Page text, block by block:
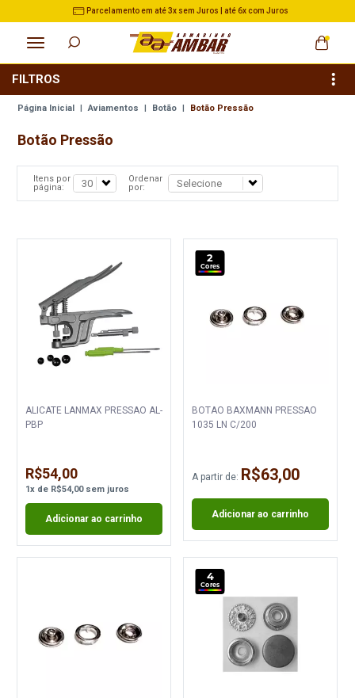
3% de Desconto no Pix nas Compras acima de R$
Página Inicial | Aviamentos | Botão | Botão Pressão
FILTROS
Botão Pressão
Itens por
página:
Ordenar
por:
ALICATE LANMAX PRESSAO AL-
PBP
R$54,00
1x de R$54,00sem juros
Adicionar ao carrinho
2
Cores
BOTAO BAXMANN PRESSAO
1035 LN C/200
A partir de: R$63,00
Adicionar ao carrinho
4
Cores